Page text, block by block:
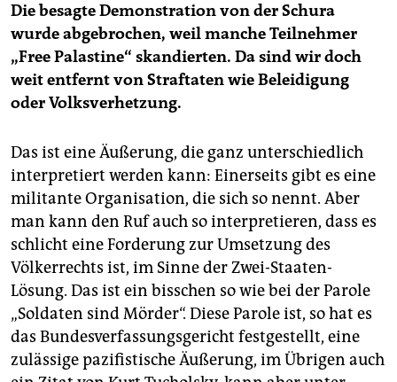
Die besagte Demonstration von der Schura
wurde abgebrochen, weil manche Teilnehmer
„Free Palastine“ skandierten. Da sind wir doch
weit entfernt von Straftaten wie Beleidigung
oder Volksverhetzung.
Das ist eine Äußerung, die ganz unterschiedlich
interpretiert werden kann: Einerseits gibt es eine
militante Organisation, die sich so nennt. Aber
man kann den Ruf auch so interpretieren, dass es
schlicht eine Forderung zur Umsetzung des
Völkerrechts ist, im Sinne der Zwei-Staaten-
Lösung. Das ist ein bisschen so wie bei der Parole
„Soldaten sind Mörder“. Diese Parole ist, so hat es
das Bundesverfassungsgericht festgestellt, eine
zulässige pazifistische Äußerung, im Übrigen auch